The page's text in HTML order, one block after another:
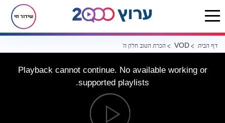
שידור חי
דף הבית VOD הכרת הטוב חלק ה’
Playback cannot continue. No available working or
supported playlists.